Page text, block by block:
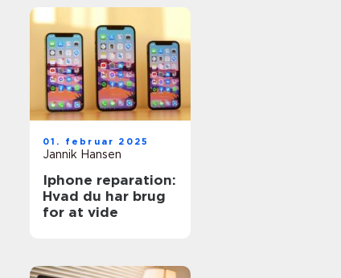
01. februar 2025
Jannik Hansen
Iphone reparation:
Hvad du har brug
for at vide